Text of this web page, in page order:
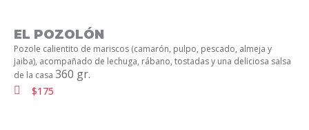
EL POZOLÓN
Pozole calientito de mariscos (camarón, pulpo, pescado, almeja y
jaiba), acompañado de lechuga, rábano, tostadas y una deliciosa salsa
de la casa 360 gr.
$175